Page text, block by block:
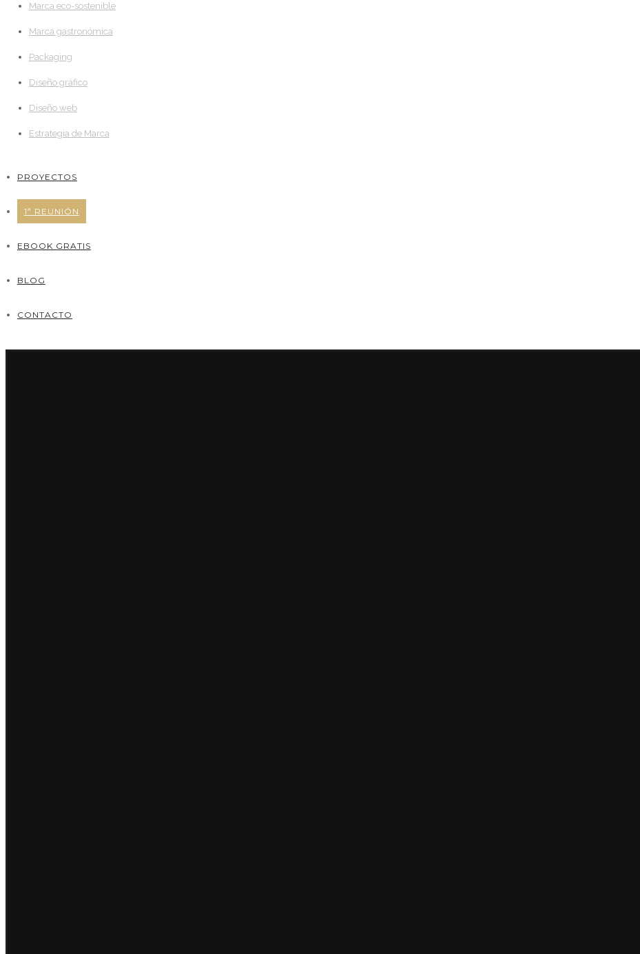
Marca eco-sostenible
Marca gastronómica
Packaging
Diseño gráfico
Diseño web
Estrategia de Marca
PROYECTOS
1ª REUNIÓN
EBOOK GRATIS
BLOG
CONTACTO